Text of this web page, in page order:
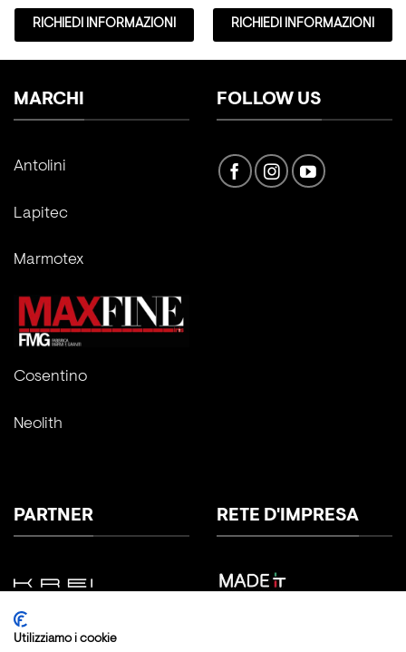
RICHIEDI INFORMAZIONI RICHIEDI INFORMAZIONI
MARCHI
Antolini
Lapitec
Marmotex
Cosentino
Neolith
FOLLOW US
PARTNER RETE D'IMPRESA
Utilizziamo i cookie